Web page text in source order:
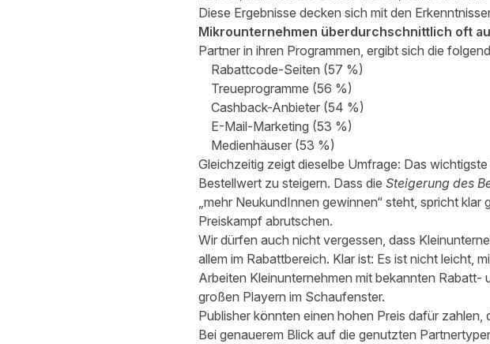
Diese Ergebnisse decken sich mit den
Mikrounternehmen überdurchschnittlich oft
Partner in ihren Programmen, ergibt sich die
Rabattcode-Seiten (57 %)
Treueprogramme (56 %)
Cashback-Anbieter (54 %)
E-Mail-Marketing (53 %)
Medienhäuser (53 %)
Gleichzeitig zeigt dieselbe Umfrage: Das
Bestellwert zu steigern. Dass die Steigerung des
„mehr NeukundInnen gewinnen“ steht, spricht
Preiskampf abrutschen.
Wir dürfen auch nicht vergessen, dass
allem im Rabattbereich. Klar ist: Es ist nicht leicht,
Arbeiten Kleinunternehmen mit bekannten
großen Playern im Schaufenster.
Publisher könnten einen hohen Preis dafür
Bei genauerem Blick auf die genutzten